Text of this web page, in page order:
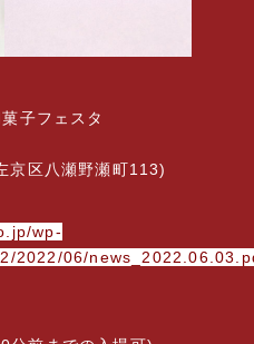
子フェスタ
京区八瀬野瀬町113)
wp-
2022/06/